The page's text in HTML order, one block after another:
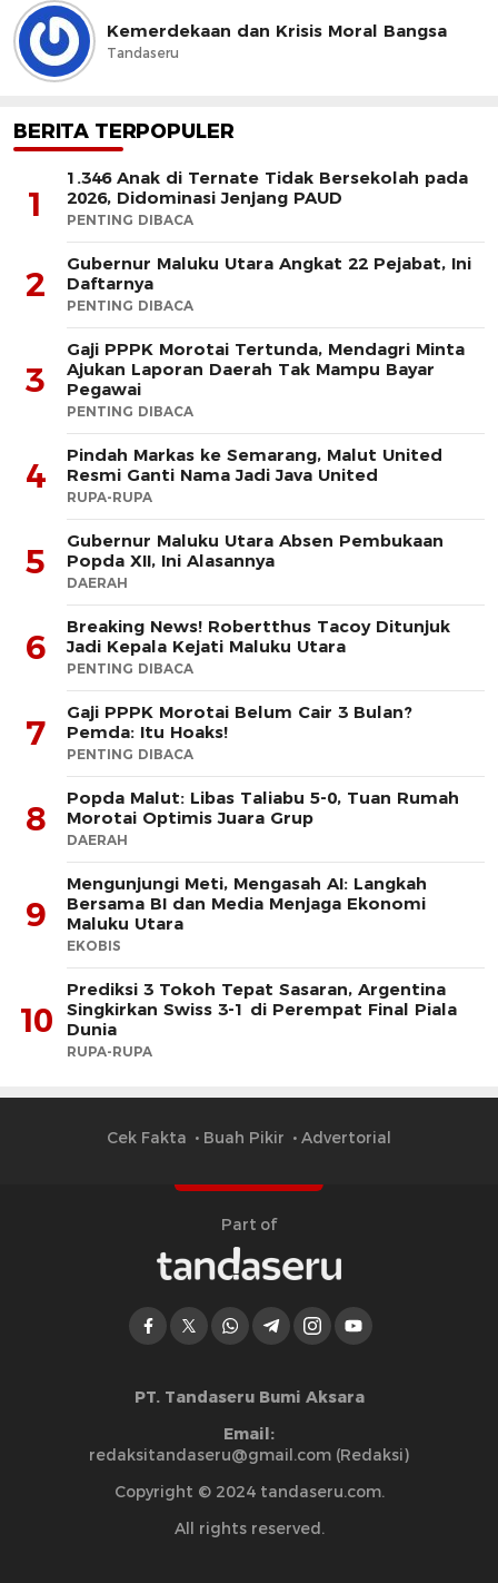
Kemerdekaan dan Krisis Moral Bangsa
Tandaseru
BERITA TERPOPULER
1
1.346 Anak di Ternate Tidak Bersekolah pada
2026, Didominasi Jenjang PAUD
PENTING DIBACA
2
Gubernur Maluku Utara Angkat 22 Pejabat, Ini
Daftarnya
PENTING DIBACA
3
Gaji PPPK Morotai Tertunda, Mendagri Minta
Ajukan Laporan Daerah Tak Mampu Bayar
Pegawai
PENTING DIBACA
4
Pindah Markas ke Semarang, Malut United
Resmi Ganti Nama Jadi Java United
RUPA-RUPA
5
Gubernur Maluku Utara Absen Pembukaan
Popda XII, Ini Alasannya
DAERAH
6
Breaking News! Robertthus Tacoy Ditunjuk
Jadi Kepala Kejati Maluku Utara
PENTING DIBACA
7
Gaji PPPK Morotai Belum Cair 3 Bulan?
Pemda: Itu Hoaks!
PENTING DIBACA
8
Popda Malut: Libas Taliabu 5-0, Tuan Rumah
Morotai Optimis Juara Grup
DAERAH
9
Mengunjungi Meti, Mengasah AI: Langkah
Bersama BI dan Media Menjaga Ekonomi
Maluku Utara
EKOBIS
10
Prediksi 3 Tokoh Tepat Sasaran, Argentina
Singkirkan Swiss 3-1 di Perempat Final Piala
Dunia
RUPA-RUPA
Cek Fakta Buah Pikir Advertorial
Part of
PT. Tandaseru Bumi Aksara
Email:
redaksitandaseru@gmail.com (Redaksi)
Copyright © 2024 tandaseru.com.
All rights reserved.